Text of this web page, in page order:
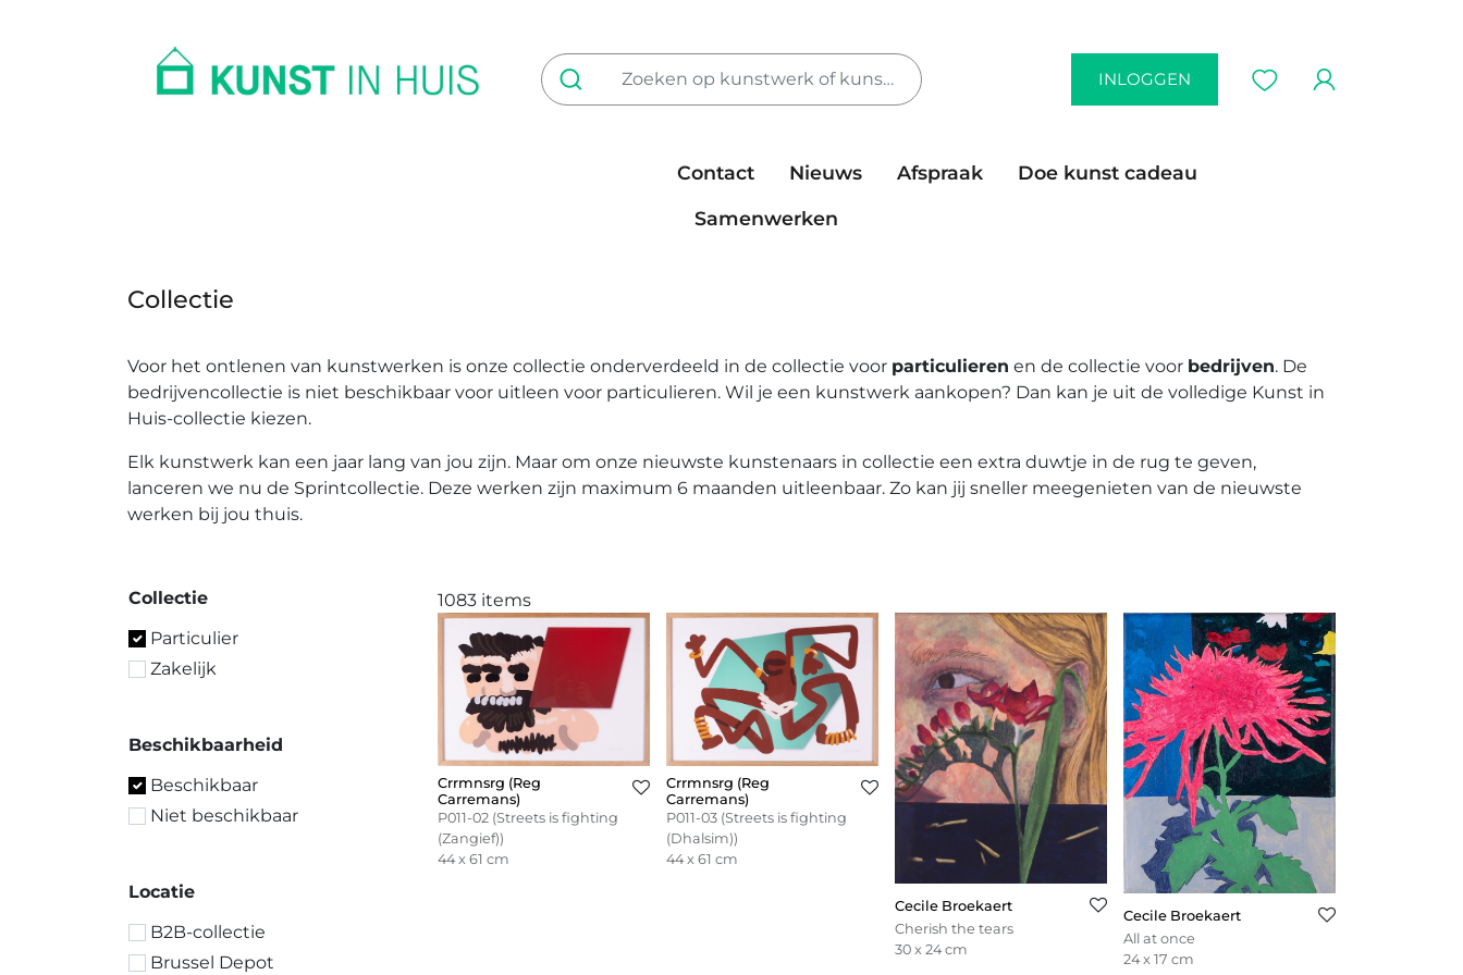
INLOGGEN
Contact Nieuws Afspraak
Doe kunst cadeau
Samenwerken
Collectie
Voor het ontlenen van kunstwerken is onze collectie onderverdeeld in de collectie voor particulieren en de collectie voor bedrijven. De
bedrijvencollectie is niet beschikbaar voor uitleen voor particulieren. Wil je een kunstwerk aankopen? Dan kan je uit de volledige Kunst in
Huis-collectie kiezen.
Elk kunstwerk kan een jaar lang van jou zijn. Maar om onze nieuwste kunstenaars in collectie een extra duwtje in de rug te geven,
lanceren we nu de Sprintcollectie. Deze werken zijn maximum 6 maanden uitleenbaar. Zo kan jij sneller meegenieten van de nieuwste
werken bij jou thuis.
Collectie
Particulier
Zakelijk
Beschikbaarheid
Beschikbaar
Niet beschikbaar
Locatie
B2B-collectie
Brussel Depot
1083 items
Crrmnsrg (Reg
Carremans)
P011-02 (Streets is fighting
(Zangief))
44 x 61 cm
Crrmnsrg (Reg
Carremans)
P011-03 (Streets is fighting
(Dhalsim))
44 x 61 cm
Cecile Broekaert
Cherish the tears
30 x 24 cm
Cecile Broekaert
All at once
24 x 17 cm